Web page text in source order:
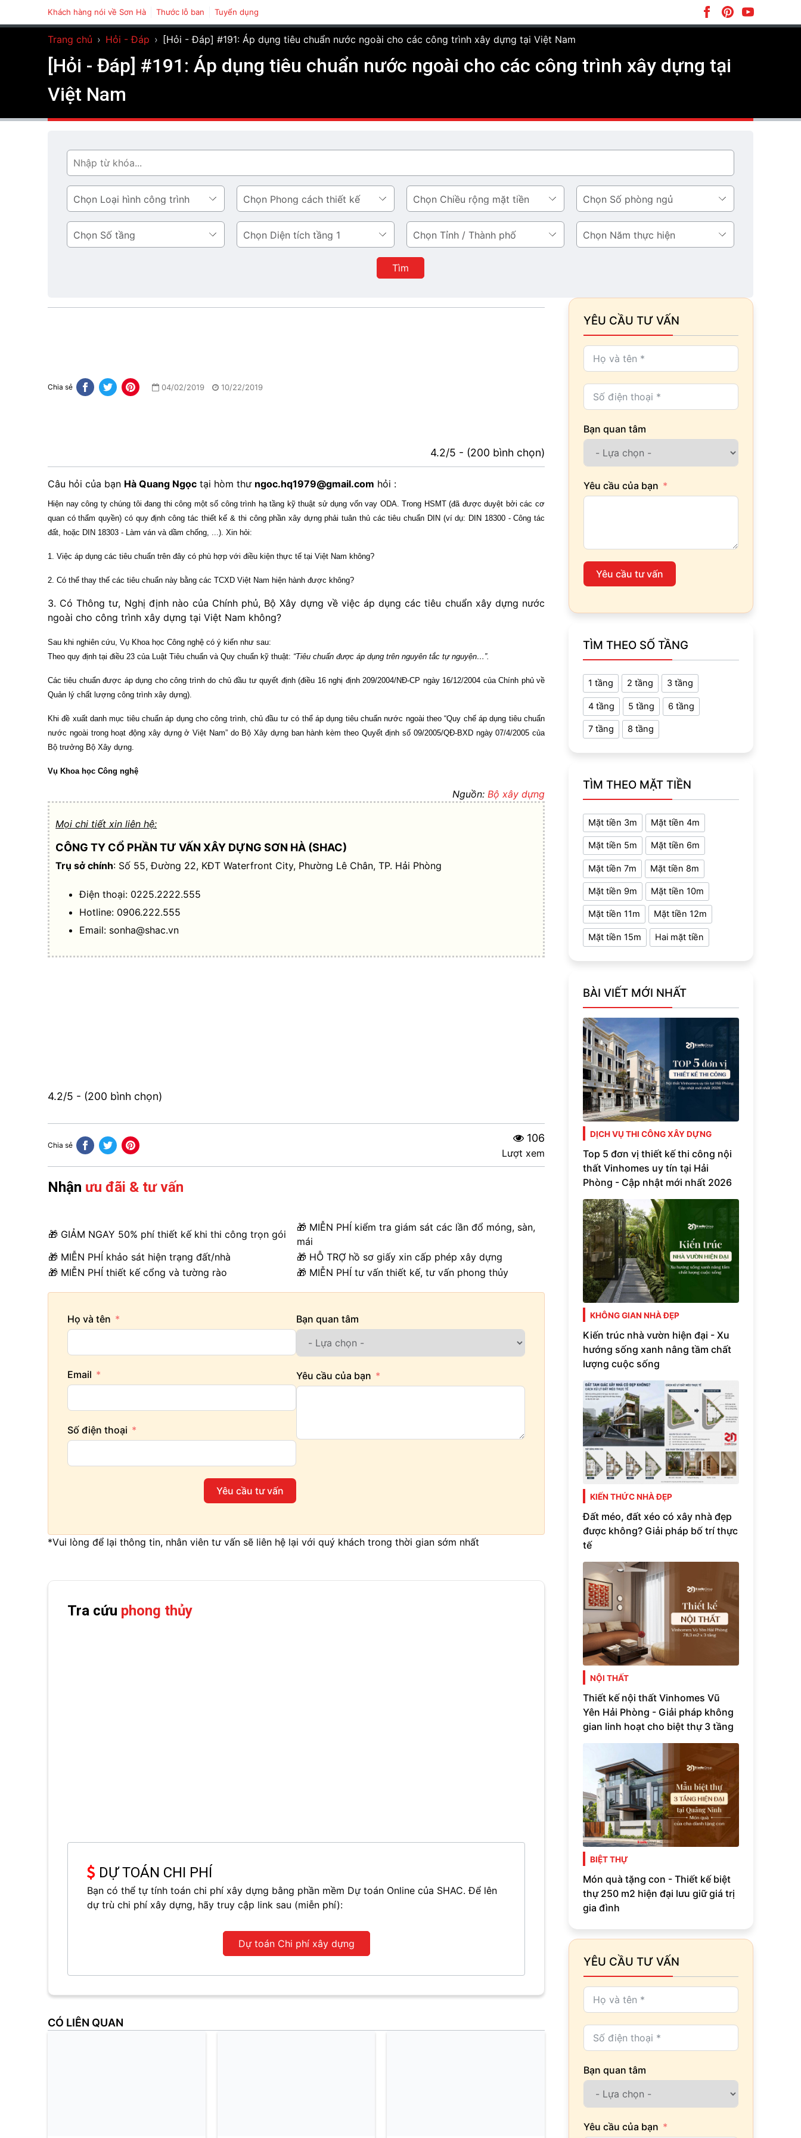
Khách hàng nói về Sơn Hà Thước lỗ ban Tuyển dụng
Trang chủ › Hỏi - Đáp › [Hỏi - Đáp] #191: Áp dụng tiêu chuẩn nước ngoài cho các công trình xây dựng tại Việt Nam
[Hỏi - Đáp] #191: Áp dụng tiêu chuẩn nước ngoài cho các công trình xây dựng tại
Việt Nam
Tìm
Loại
hình
công
trình
Phong
cách
thiết
kế
Chiều
rộng
mặt
tiền
Số
phòng
ngủ
Số
tầng
Diện
tích
Tỉnh
/
Thành
phố
Năm
thực
Tìm
Chia sẻ 04/02/2019 10/22/2019
4.2/5 - (200 bình chọn)
Câu hỏi của bạn Hà Quang Ngọc tại hòm thư ngoc.hq1979@gmail.com hỏi :
Hiện nay công ty chúng tôi đang thi công một số công trình hạ tầng kỹ thuật sử dụng vốn vay ODA. Trong HSMT (đã được duyệt bởi các cơ
quan có thẩm quyền) có quy định công tác thiết kế & thi công phần xây dựng phải tuân thủ các tiêu chuẩn DIN (ví dụ: DIN 18300 - Công tác
đất, hoặc DIN 18303 - Làm ván và dầm chống, ...). Xin hỏi:
1. Việc áp dụng các tiêu chuẩn trên đây có phù hợp với điều kiện thực tế tại Việt Nam không?
2. Có thể thay thế các tiêu chuẩn này bằng các TCXD Việt Nam hiện hành được không?
3. Có Thông tư, Nghị định nào của Chính phủ, Bộ Xây dựng về việc áp dụng các tiêu chuẩn xây dựng nước
ngoài cho công trình xây dựng tại Việt Nam không?
Sau khi nghiên cứu, Vụ Khoa học Công nghệ có ý kiến như sau:
Theo quy định tại điều 23 của Luật Tiêu chuẩn và Quy chuẩn kỹ thuật: “Tiêu chuẩn được áp dụng trên nguyên tắc tự nguyện…”.
Các tiêu chuẩn được áp dụng cho công trình do chủ đầu tư quyết định (điều 16 nghị định 209/2004/NĐ-CP ngày 16/12/2004 của Chính phủ về
Quản lý chất lượng công trình xây dựng).
Khi đề xuất danh mục tiêu chuẩn áp dụng cho công trình, chủ đầu tư có thể áp dụng tiêu chuẩn nước ngoài theo “Quy chế áp dụng tiêu chuẩn
nước ngoài trong hoạt động xây dựng ở Việt Nam” do Bộ Xây dựng ban hành kèm theo Quyết định số 09/2005/QĐ-BXD ngày 07/4/2005 của
Bộ trưởng Bộ Xây dựng.
Vụ Khoa học Công nghệ
Nguồn: Bộ xây dựng
Mọi chi tiết xin liên hệ:
CÔNG TY CỔ PHẦN TƯ VẤN XÂY DỰNG SƠN HÀ (SHAC)
Trụ sở chính: Số 55, Đường 22, KĐT Waterfront City, Phường Lê Chân, TP. Hải Phòng
Điện thoại: 0225.2222.555
Hotline: 0906.222.555
Email: sonha@shac.vn
4.2/5 - (200 bình chọn)
Chia sẻ
106
Lượt xem
Nhận ưu đãi & tư vấn
🎁 GIẢM NGAY 50% phí thiết kế khi thi công trọn gói
🎁 MIỄN PHÍ kiểm tra giám sát các lần đổ móng, sàn,
mái
🎁 MIỄN PHÍ khảo sát hiện trạng đất/nhà
🎁 HỖ TRỢ hồ sơ giấy xin cấp phép xây dựng
🎁 MIỄN PHÍ thiết kế cổng và tường rào
🎁 MIỄN PHÍ tư vấn thiết kế, tư vấn phong thủy
Họ và tên
Email
Số điện thoại
Yêu cầu tư vấn
Bạn quan tâm
Yêu cầu của bạn
*Vui lòng để lại thông tin, nhân viên tư vấn sẽ liên hệ lại với quý khách trong thời gian sớm nhất
Tra cứu phong thủy
DỰ TOÁN CHI PHÍ
Bạn có thể tự tính toán chi phí xây dựng bằng phần mềm Dự toán Online của SHAC. Để lên
dự trù chi phí xây dựng, hãy truy cập link sau (miễn phí):
Dự toán Chi phí xây dựng
CÓ LIÊN QUAN
YÊU CẦU TƯ VẤN
Bạn quan tâm
Yêu cầu của bạn
Yêu cầu tư vấn
TÌM THEO SỐ TẦNG
1 tầng 2 tầng 3 tầng
4 tầng 5 tầng 6 tầng
7 tầng 8 tầng
TÌM THEO MẶT TIỀN
Mặt tiền 3m Mặt tiền 4m
Mặt tiền 5m Mặt tiền 6m
Mặt tiền 7m Mặt tiền 8m
Mặt tiền 9m Mặt tiền 10m
Mặt tiền 11m Mặt tiền 12m
Mặt tiền 15m Hai mặt tiền
BÀI VIẾT MỚI NHẤT
DỊCH VỤ THI CÔNG XÂY DỰNG
Top 5 đơn vị thiết kế thi công nội
thất Vinhomes uy tín tại Hải
Phòng - Cập nhật mới nhất 2026
KHÔNG GIAN NHÀ ĐẸP
Kiến trúc nhà vườn hiện đại - Xu
hướng sống xanh nâng tầm chất
lượng cuộc sống
KIẾN THỨC NHÀ ĐẸP
Đất méo, đất xéo có xây nhà đẹp
được không? Giải pháp bố trí thực
tế
NỘI THẤT
Thiết kế nội thất Vinhomes Vũ
Yên Hải Phòng - Giải pháp không
gian linh hoạt cho biệt thự 3 tầng
BIỆT THỰ
Món quà tặng con - Thiết kế biệt
thự 250 m2 hiện đại lưu giữ giá trị
gia đình
YÊU CẦU TƯ VẤN
Bạn quan tâm
Yêu cầu của bạn